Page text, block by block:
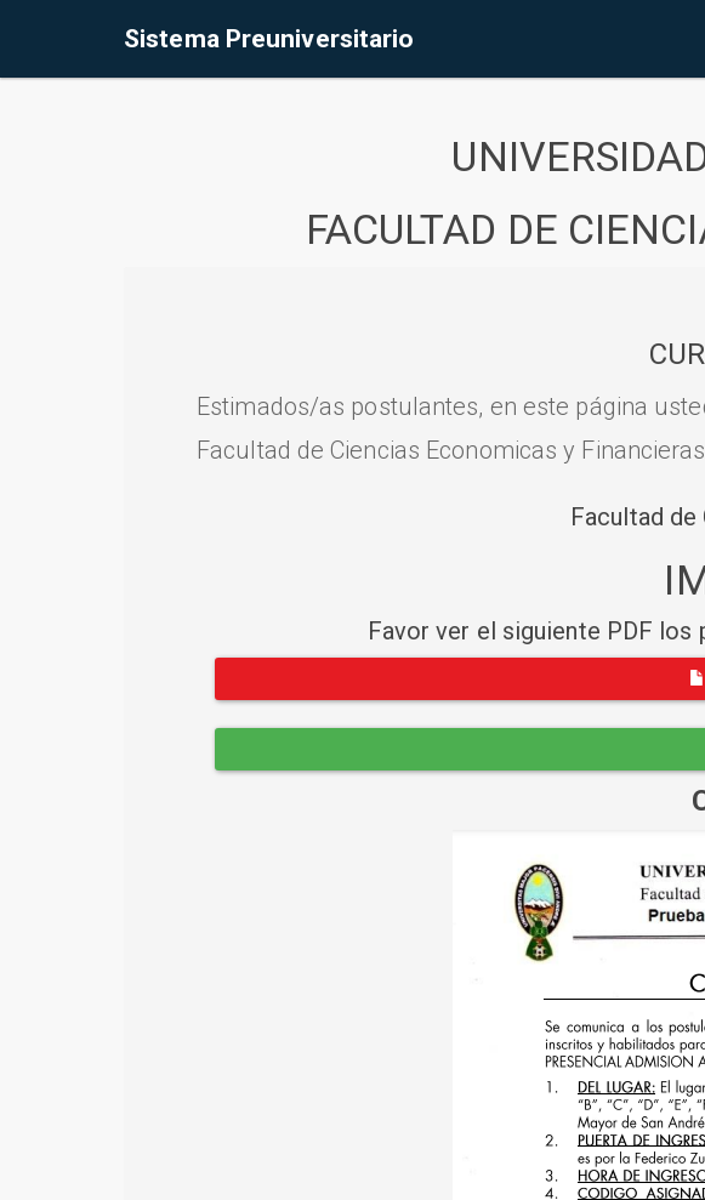
Sistema Preuniversitario
FACULTAD DE
Estimados/as postulantes, en este página
Facultad de Ciencias Economicas y
Facultad de
Favor ver el siguiente PDF